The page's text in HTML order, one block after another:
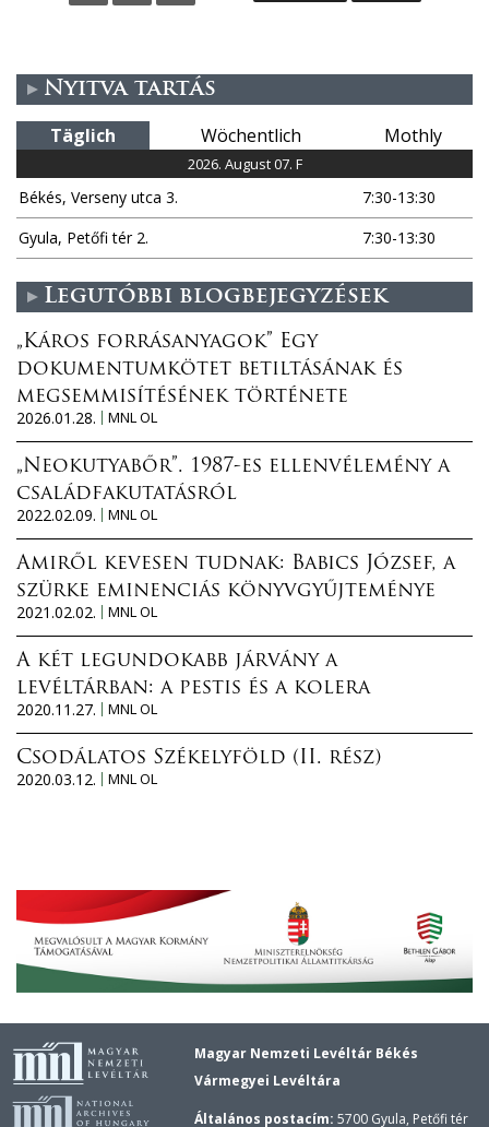
t
e
n
Nyitva tartás
Täglich Wöchentlich Mothly
2026. August 07. F
Békés, Verseny utca 3.
7:30-13:30
Gyula, Petőfi tér 2.
7:30-13:30
Legutóbbi blogbejegyzések
„Káros forrásanyagok” Egy
dokumentumkötet betiltásának és
megsemmisítésének története
2026.01.28.
MNL OL
„Neokutyabőr”. 1987-es ellenvélemény a
családfakutatásról
2022.02.09.
MNL OL
Amiről kevesen tudnak: Babics József, a
szürke eminenciás könyvgyűjteménye
2021.02.02.
MNL OL
A két legundokabb járvány a
levéltárban: a pestis és a kolera
2020.11.27.
MNL OL
Csodálatos Székelyföld (II. rész)
2020.03.12.
MNL OL
Magyar Nemzeti Levéltár Békés
Vármegyei Levéltára
Általános postacím: 5700 Gyula, Petőfi tér